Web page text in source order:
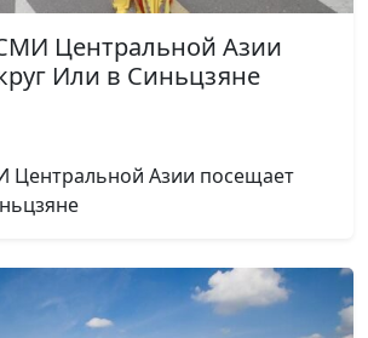
Центральной Азии
Или в Синьцзяне
Центральной Азии посещает